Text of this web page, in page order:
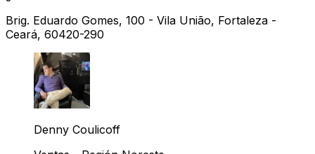
Brig. Eduardo Gomes, 100 - Vila União, Fortaleza -
Ceará, 60420-290
Denny Coulicoff